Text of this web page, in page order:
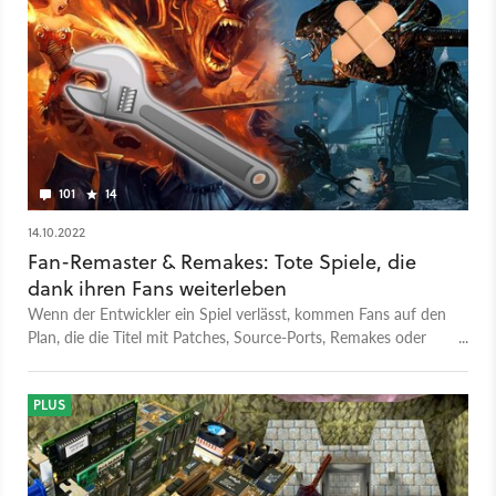
101 14
14.10.2022
Fan-Remaster & Remakes: Tote Spiele, die
dank ihren Fans weiterleben
Wenn der Entwickler ein Spiel verlässt, kommen Fans auf den
Plan, die die Titel mit Patches, Source-Ports, Remakes oder
PLUS